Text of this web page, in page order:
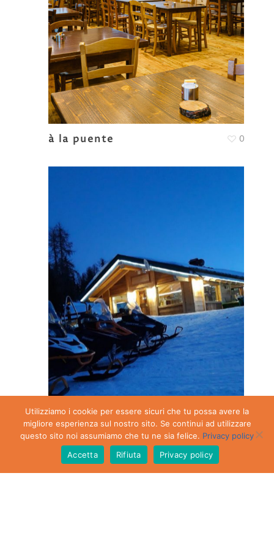
à la puente 0
Alpe Gorzà
Utilizziamo i cookie per essere sicuri che tu possa avere la
migliore esperienza sul nostro sito. Se continui ad utilizzare
questo sito noi assumiamo che tu ne sia felice. Privacy policy
Accetta
Rifiuta Privacy policy